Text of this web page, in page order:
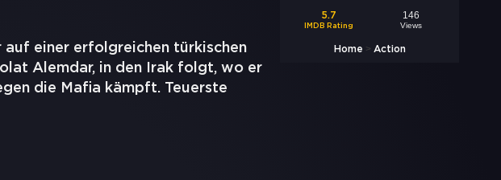
5.7
IMDB Rating
146
Views
Home > Action
auf einer erfolgreichen türkischen
Alemdar, in den Irak folgt, wo er
die Mafia kämpft. Teuerste